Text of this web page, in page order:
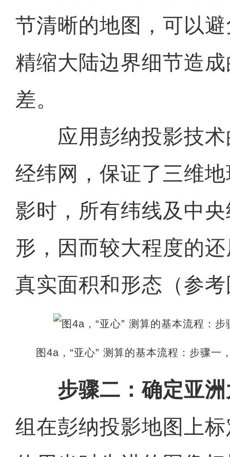
节清晰的地图，可以
精缩大陆边界细节造
差。
应用彭纳投影技术
经纬网，保证了三维
影时，所有纬线及中
形，因而较大程度的
真实面积和形态（参
图4a，“亚心” 测算的基本流程：步骤一
步骤二：确定亚
组在彭纳投影地图上